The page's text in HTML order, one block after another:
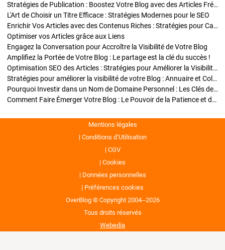
Stratégies de Publication : Boostez Votre Blog avec des Articles Fréquents et Exclusifs
L'Art de Choisir un Titre Efficace : Stratégies Modernes pour le SEO
Enrichir Vos Articles avec des Contenus Riches : Stratégies pour Captiver et Optimiser
Optimiser vos Articles grâce aux Liens
Engagez la Conversation pour Accroître la Visibilité de Votre Blog
Amplifiez la Portée de Votre Blog : Le partage est la clé du succès !
Optimisation SEO des Articles : Stratégies pour Améliorer la Visibilité de Votre Blog
Stratégies pour améliorer la visibilité de votre Blog : Annuaire et Collaborations
Pourquoi Investir dans un Nom de Domaine Personnel : Les Clés de la Réussite de Votre Blog
Comment Faire Émerger Votre Blog : Le Pouvoir de la Patience et de la Persévérance
Mentions légales
Conditions d’Utilisation
CGV
Cookies
Données personnelles
Préférences cookies
OverBlog © Copyright 2004--2026
Tous droits réservés
Webedia